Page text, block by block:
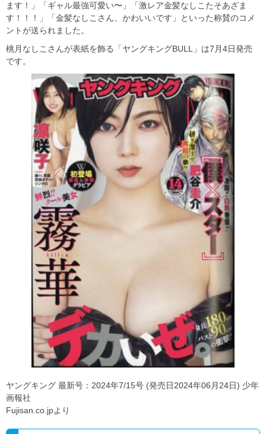
ます！」「ギャル最強可愛い〜」「激レア金髪なしこたそあざま
す！！！」「金髪なしこさん、かわいいです」といった称賛のコメ
ントが送られました。
桃月なしこさんが表紙を飾る「ヤングキングBULL」は7月4日発売
です。
ヤングキング 最新号：2024年7/15号 (発売日2024年06月24日) 少年
画報社
Fujisan.co.jpより